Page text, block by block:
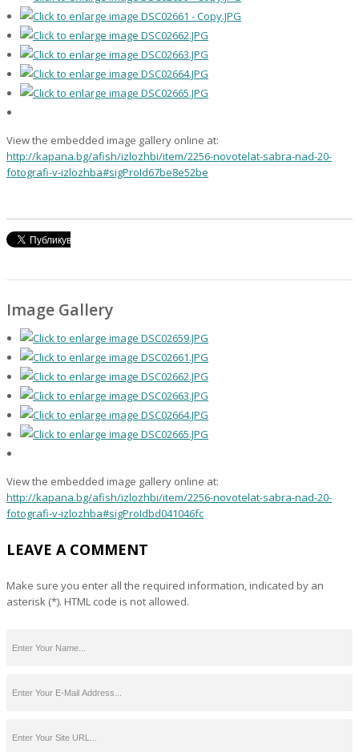
View the embedded image gallery online at:
http://kapana.bg/afish/izlozhbi/item/2256-novotelat-sabra-nad-20-
fotografi-v-izlozhba#sigProId67be8e52be
Image Gallery
View the embedded image gallery online at:
http://kapana.bg/afish/izlozhbi/item/2256-novotelat-sabra-nad-20-
fotografi-v-izlozhba#sigProIdbd041046fc
LEAVE A COMMENT
Make sure you enter all the required information, indicated by an
asterisk (*). HTML code is not allowed.